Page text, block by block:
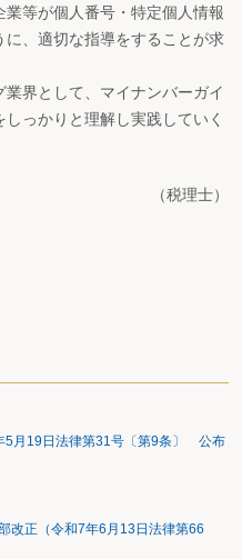
等が個人番号・特定個人情報
、適切な指導をすることが求
界として、マイナンバーガイ
っかりと理解し実践していく
（税理士）
5月19日法律第31号〔第9条〕 公布
改正（令和7年6月13日法律第66